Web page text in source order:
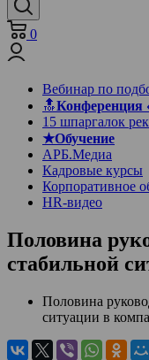
0
Вебинар по
🔝Конференция
15 шпаргалок
★Обучение
АРБ.Медиа
Кадровые курсы
Корпоративное
HR-видео
Половина
стабильной
Половина
ситуации в